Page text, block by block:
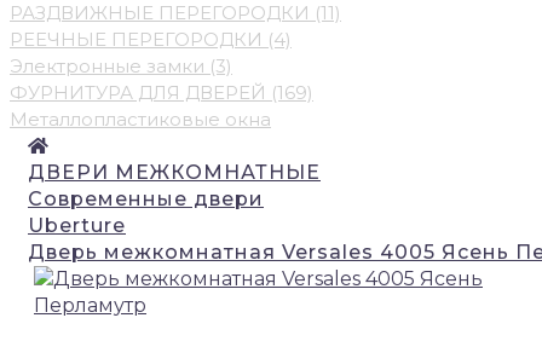
РАЗДВИЖНЫЕ ПЕРЕГОРОДКИ (11)
РЕЕЧНЫЕ ПЕРЕГОРОДКИ (4)
Электронные замки (3)
ФУРНИТУРА ДЛЯ ДВЕРЕЙ (169)
Металлопластиковые окна
ДВЕРИ МЕЖКОМНАТНЫЕ
Современные двери
Uberture
Дверь межкомнатная Versales 4005 Ясень